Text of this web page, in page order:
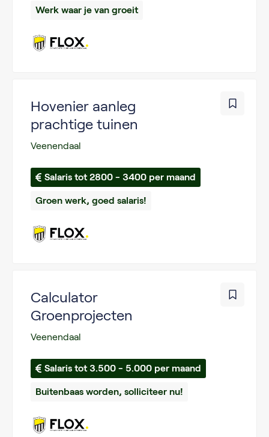
Werk waar je van groeit
Hovenier aanleg
prachtige tuinen
Veenendaal
Salaris tot 2800 - 3400 per maand
Groen werk, goed salaris!
Calculator
Groenprojecten
Veenendaal
Salaris tot 3.500 - 5.000 per maand
Buitenbaas worden, solliciteer nu!